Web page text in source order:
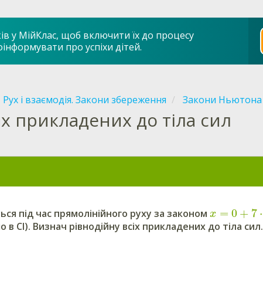
у МійКлас, щоб включити їх до процесу
про успіхи дітей.
Рух і взаємодія. Закони збереження Закони Ньютона
прикладених до тіла сил
під час прямолінійного руху за закономx = 0 + 7 ⋅
СІ). Визнач рівнодійну всіх прикладених до тіла сил.